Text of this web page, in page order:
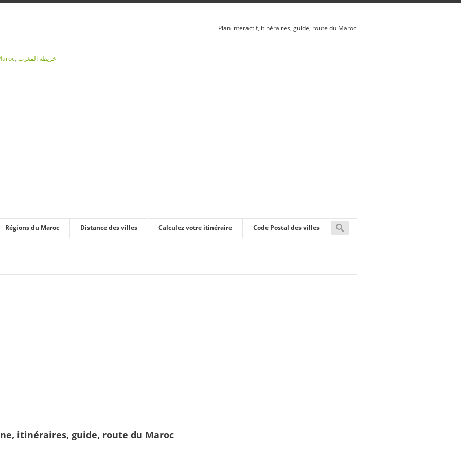
, خريطة المغرب
Plan interactif, itinéraires, guide, route du Maroc
Régions du Maroc Distance des villes Calculez votre itinéraire Code Postal des villes
itinéraires, guide, route du Maroc